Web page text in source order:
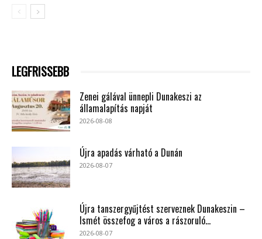
LEGFRISSEBB
Zenei gálával ünnepli Dunakeszi az
államalapítás napját
2026-08-08
Újra apadás várható a Dunán
2026-08-07
Újra tanszergyűjtést szerveznek Dunakeszin –
Ismét összefog a város a rászoruló...
2026-08-07